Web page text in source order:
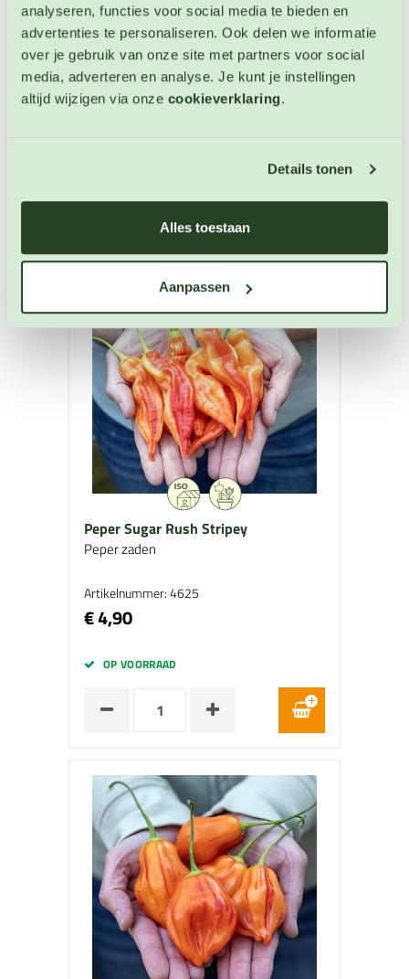
analyseren, functies voor social media te bieden en
advertenties te personaliseren. Ook delen we informatie
over je gebruik van onze site met partners voor social
media, adverteren en analyse. Je kunt je instellingen
altijd wijzigen via onze cookieverklaring.
Details tonen
Alles toestaan
Aanpassen
Peper Ring of Fire
Peper zaden
Artikelnummer: 756
€ 3,55
Peper Sugar Rush Stripey
Peper zaden
Artikelnummer: 4625
€ 4,90
OP VOORRAAD